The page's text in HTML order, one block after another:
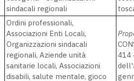
sindacali regionali
Ordini professionali,
Associazioni Enti Locali,
Organizzazioni sindacali
regionali, Aziende unità
sanitarie locali, Associazioni
disabili, salute mentale, gioco
414